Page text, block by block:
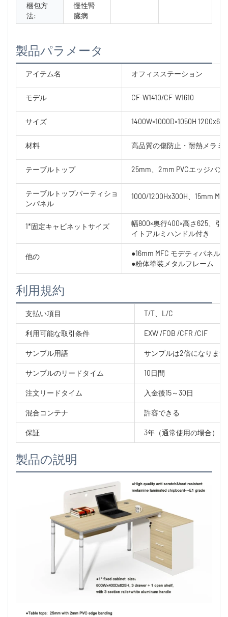
梱包方
法:
慢性腎
臓病
製品パラメータ
アイテム名 オフィスステーション
モデル CF-W1410/CF-W1610
サイズ 1400W×1000D×1050H
材料 高品質の傷防止・耐熱メラミ
テーブルトップ 25mm、2mm PVCエッジバン
テーブルトップパーティショ
ンパネル
1000/1200Hx300H、15mm
1*固定キャビネットサイズ
幅800×奥行400×高さ625、引
イトアルミハンドル付き
他の
●16mm MFC モデティパネル
●粉体塗装メタルフレーム
利用規約
支払い項目 T/T、L/C
利用可能な取引条件 EXW /FOB /CFR /CIF
サンプル用語 サンプルは2倍になりま
サンプルのリードタイム 10日間
注文リードタイム 入金後15～30日
混合コンテナ 許容できる
保証 3年（通常使用の場合）
製品の説明